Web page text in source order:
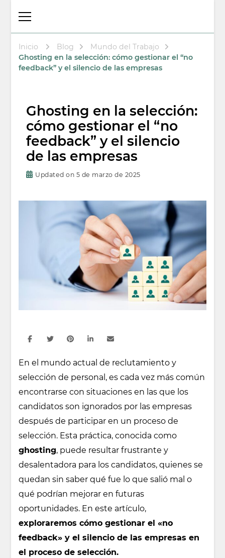
Laboral y
Psicoterapeuta
Inicio Blog
Mundo del Trabajo
Ghosting en la selección: cómo gestionar el “no
feedback” y el silencio de las empresas
Ghosting en la selección:
cómo gestionar el “no
feedback” y el silencio
de las empresas
Updated on 5 de marzo de 2025
En el mundo actual de reclutamiento y
selección de personal, es cada vez más común
encontrarse con situaciones en las que los
candidatos son ignorados por las empresas
después de participar en un proceso de
selección. Esta práctica, conocida como
ghosting, puede resultar frustrante y
desalentadora para los candidatos, quienes se
quedan sin saber qué fue lo que salió mal o
qué podrían mejorar en futuras
oportunidades. En este artículo,
exploraremos cómo gestionar el «no
feedback» y el silencio de las empresas en
el proceso de selección.